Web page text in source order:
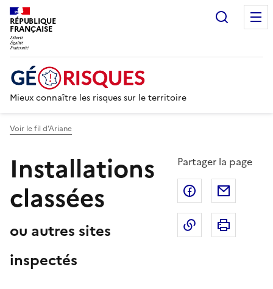
RÉPUBLIQUE
FRANÇAISE
Mieux connaître les risques sur le territoire
Voir le fil d’Ariane
Installations
classées
ou autres sites
inspectés
Partager la page
Partager sur
Copier dans